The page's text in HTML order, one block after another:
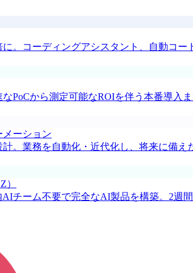
。コーディングアシスタント、自動コ
PoCから測定可能なROIを伴う本番導入ま
ーション
。業務を自動化・近代化し、将来に備え
チーム不要で完全なAI製品を構築。2週間